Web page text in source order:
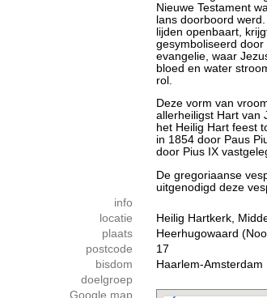
Nieuwe Testament
lans doorboord
lijden openbaart,
gesymboliseerd door
evangelie, waar
bloed en water
rol.
Deze vorm van
allerheiligst Hart van
het Heilig Hart feest
in 1854 door Paus
door Pius IX
De gregoriaanse
uitgenodigd deze
info
locatie
Heilig Hartkerk,
plaats
Heerhugowaard
postcode
17
bisdom
Haarlem-Amsterdam
doelgroep
Google map